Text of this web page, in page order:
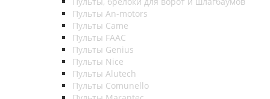
Пульты An-motors
Пульты Came
Пульты FAAC
Пульты Genius
Пульты Nice
Пульты Alutech
Пульты Сomunello